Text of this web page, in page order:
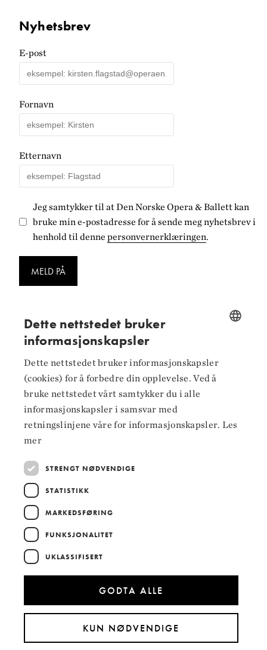
Nyhetsbrev
E-post
Fornavn
Etternavn
Jeg samtykker til at Den Norske Opera & Ballett kan
bruke min e-postadresse for å sende meg nyhetsbrev i
henhold til denne personvernerklæringen.
MELD PÅ
Følg oss på
Facebook
Instagram
LinkedIn
Hoved­samarbeidspartnere
ENGLISH
Dette nettstedet bruker
informasjonskapsler
Dette nettstedet bruker informasjonskapsler
(cookies) for å forbedre din opplevelse. Ved å
bruke nettstedet vårt samtykker du i alle
informasjonskapsler i samsvar med
retningslinjene våre for informasjonskapsler. Les
mer
STRENGT NØDVENDIGE
STATISTIKK
MARKEDSFØRING
FUNKSJONALITET
UKLASSIFISERT
GODTA ALLE
KUN NØDVENDIGE